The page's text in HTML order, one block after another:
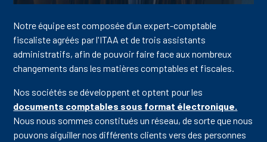
Notre équipe est composée d’un expert-comptable
fiscaliste agréés par l'ITAA et de trois assistants
administratifs, afin de pouvoir faire face aux nombreux
changements dans les matières comptables et fiscales.
Nos sociétés se développent et optent pour les
documents comptables sous format électronique.
Nous nous sommes constitués un réseau, de sorte que nous
pouvons aiguiller nos différents clients vers des personnes